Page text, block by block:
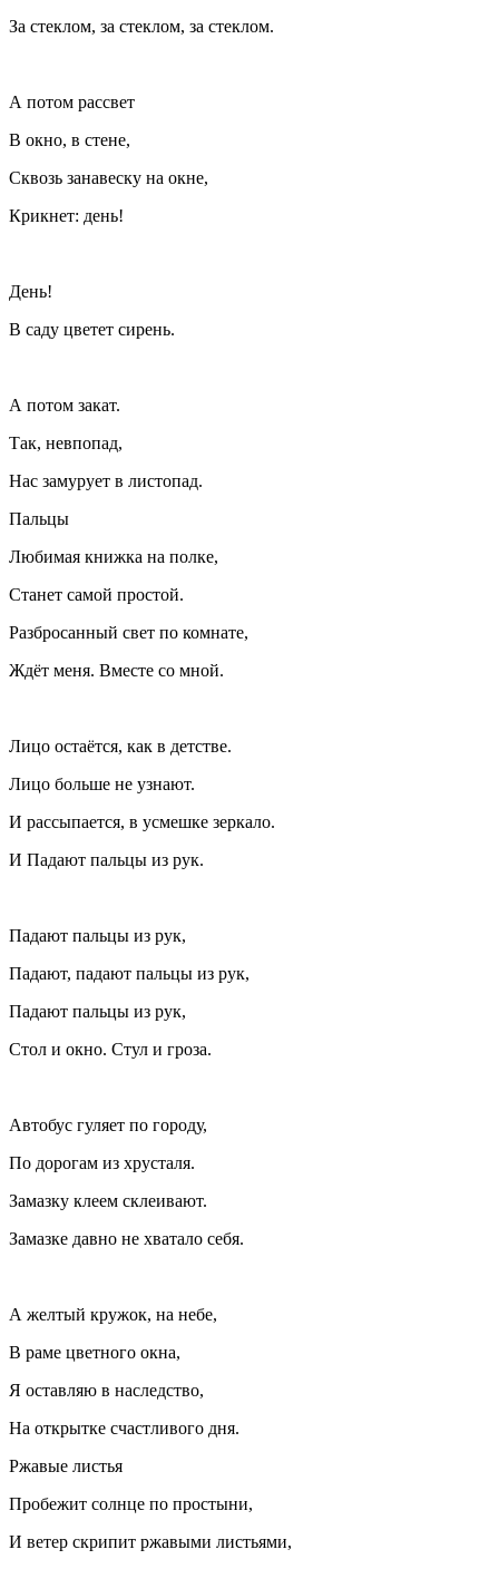
За стеклом, за стеклом, за стеклом.
А потом рассвет
В окно, в стене,
Сквозь занавеску на окне,
Крикнет: день!
День!
В саду цветет сирень.
А потом закат.
Так, невпопад,
Нас замурует в листопад.
Пальцы
Любимая книжка на полке,
Станет самой простой.
Разбросанный свет по комнате,
Ждёт меня. Вместе со мной.
Лицо остаётся, как в детстве.
Лицо больше не узнают.
И рассыпается, в усмешке зеркало.
И Падают пальцы из рук.
Падают пальцы из рук,
Падают, падают пальцы из рук,
Падают пальцы из рук,
Стол и окно. Стул и гроза.
Автобус гуляет по городу,
По дорогам из хрусталя.
Замазку клеем склеивают.
Замазке давно не хватало себя.
А желтый кружок, на небе,
В раме цветного окна,
Я оставляю в наследство,
На открытке счастливого дня.
Ржавые листья
Пробежит солнце по простыни,
И ветер скрипит ржавыми листьями,